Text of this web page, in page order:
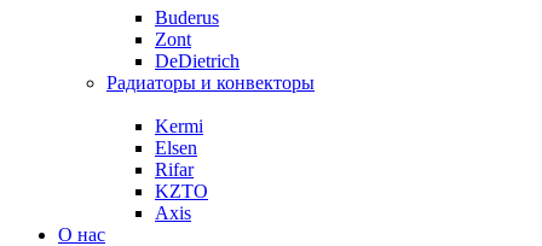
Buderus
Zont
DeDietrich
Радиаторы и конвекторы
Kermi
Elsen
Rifar
KZTO
Axis
О нас